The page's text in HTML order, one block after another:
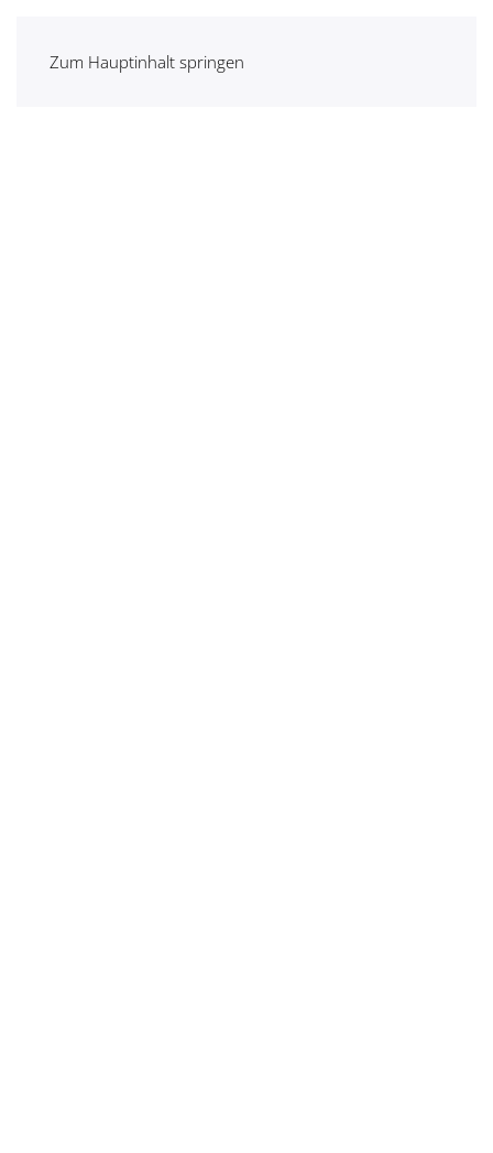
Zum Hauptinhalt springen